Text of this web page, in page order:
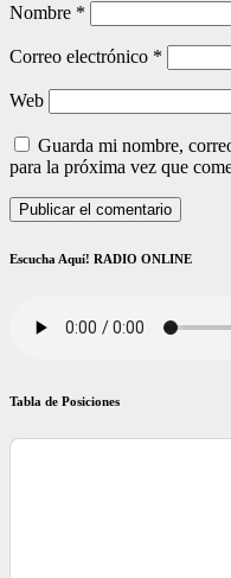
Nombre *
Correo electrónico *
Web
Guarda mi nombre,
para la próxima vez que
Escucha Aquí! RADIO ONLINE
Tabla de Posiciones